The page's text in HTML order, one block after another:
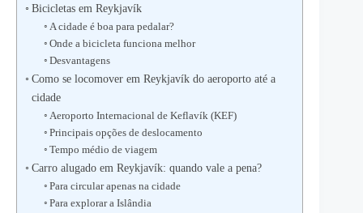
Bicicletas em Reykjavík
A cidade é boa para pedalar?
Onde a bicicleta funciona melhor
Desvantagens
Como se locomover em Reykjavík do aeroporto até a
cidade
Aeroporto Internacional de Keflavík (KEF)
Principais opções de deslocamento
Tempo médio de viagem
Carro alugado em Reykjavík: quando vale a pena?
Para circular apenas na cidade
Para explorar a Islândia